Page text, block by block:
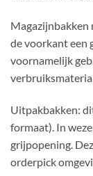
Magazijnbakken
de voorkant een
voornamelijk
Uitpakbakken:
formaat). In
grijpopening.
orderpick